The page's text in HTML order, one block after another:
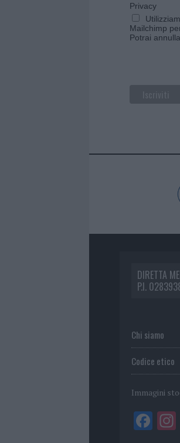
Privacy
Mailchimp
Potrai
DIRETTA
P.I.
Chi siamo
Codice etico
Immagini